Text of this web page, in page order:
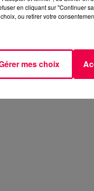
en cliquant sur "Continuer
ou retirer votre
mes choix